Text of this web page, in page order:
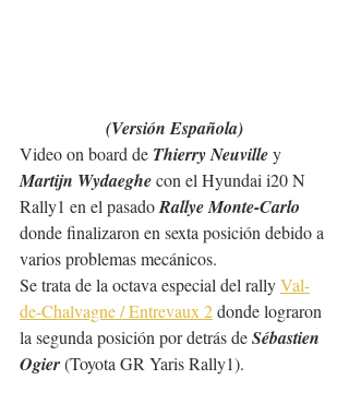
(Versión Española)
Video on board de Thierry Neuville y
Martijn Wydaeghe con el Hyundai i20 N
Rally1 en el pasado Rallye Monte-Carlo
donde finalizaron en sexta posición debido a
varios problemas mecánicos.
Se trata de la octava especial del rally Val-
de-Chalvagne / Entrevaux 2 donde lograron
la segunda posición por detrás de Sébastien
Ogier (Toyota GR Yaris Rally1).